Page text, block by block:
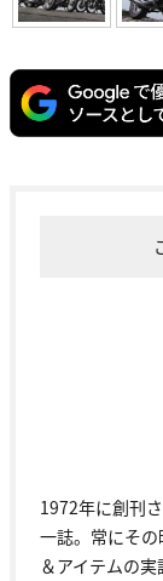
1972年に創刊
一誌。常にそ
＆アイテムの